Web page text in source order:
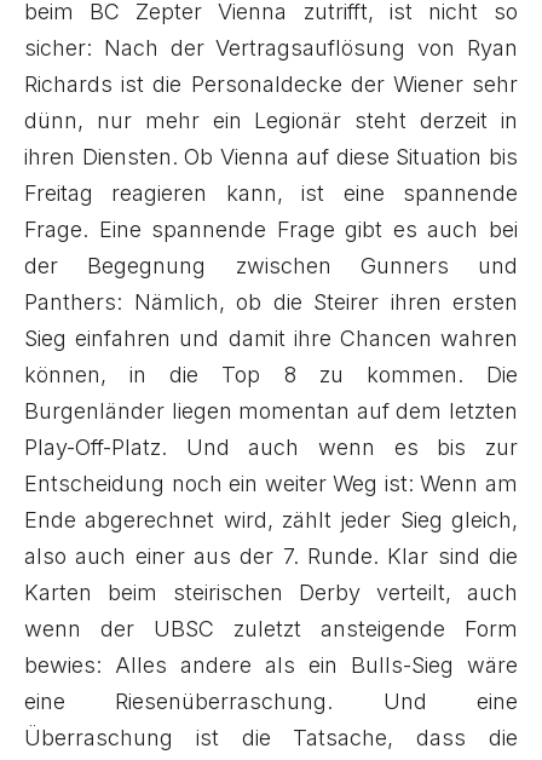
beim BC Zepter Vienna zutrifft, ist nicht so
sicher: Nach der Vertragsauflösung von Ryan
Richards ist die Personaldecke der Wiener sehr
dünn, nur mehr ein Legionär steht derzeit in
ihren Diensten. Ob Vienna auf diese Situation bis
Freitag reagieren kann, ist eine spannende
Frage. Eine spannende Frage gibt es auch bei
der Begegnung zwischen Gunners und
Panthers: Nämlich, ob die Steirer ihren ersten
Sieg einfahren und damit ihre Chancen wahren
können, in die Top 8 zu kommen. Die
Burgenländer liegen momentan auf dem letzten
Play-Off-Platz. Und auch wenn es bis zur
Entscheidung noch ein weiter Weg ist: Wenn am
Ende abgerechnet wird, zählt jeder Sieg gleich,
also auch einer aus der 7. Runde. Klar sind die
Karten beim steirischen Derby verteilt, auch
wenn der UBSC zuletzt ansteigende Form
bewies: Alles andere als ein Bulls-Sieg wäre
eine Riesenüberraschung. Und eine
Überraschung ist die Tatsache, dass die